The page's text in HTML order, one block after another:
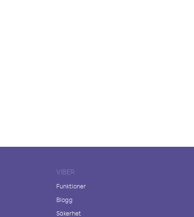
VIBER
Funktioner
Blogg
Säkerhet